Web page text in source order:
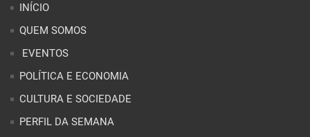
INÍCIO
QUEM SOMOS
EVENTOS
POLÍTICA E ECONOMIA
CULTURA E SOCIEDADE
PERFIL DA SEMANA